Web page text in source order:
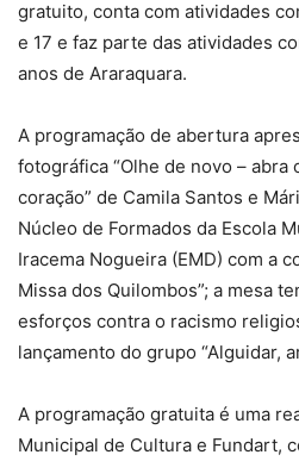
gratuito, conta com atividades
e 17 e faz parte das atividades
anos de Araraquara.
A programação de abertura
fotográfica “Olhe de novo – abra
coração” de Camila Santos e
Núcleo de Formados da Escola
Iracema Nogueira (EMD) com a
Missa dos Quilombos”; a mesa
esforços contra o racismo
lançamento do grupo “Alguidar,
A programação gratuita é uma
Municipal de Cultura e Fundart,